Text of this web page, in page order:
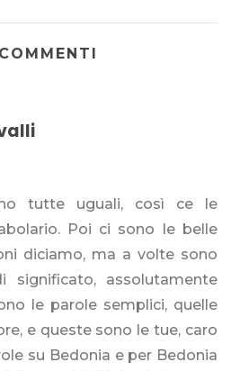
tutte uguali, così ce le
Poi ci sono le belle
diciamo, ma a volte sono
significato, assolutamente
le parole semplici, quelle
e queste sono le tue, caro
su Bedonia e per Bedonia